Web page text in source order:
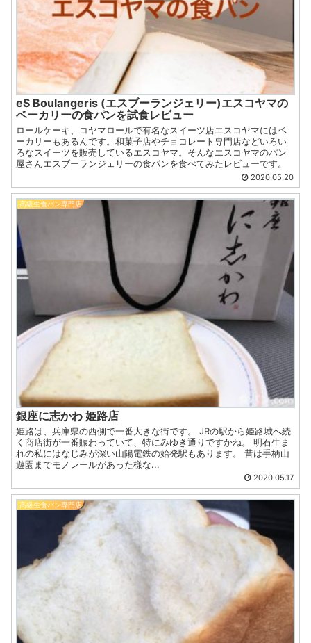
eS Boulangeris (エスブーランジェリー)エスコヤマの
ベーカリーの食パンを試食レビュー
ロールケーキ、コヤマロールで有名なスイーツ店エスコヤマにはベ
ーカリーもあるんです。和菓子店やチョコレート専門店などいろい
ろなスイーツを販売しているエスコヤマ。そんなエスコヤマのパン
屋さんエスブーランジェリーの食パンを食べてみたレビューです。
2020.05.20
高級生食パン専門店
銀座に志かわ 姫路店
姫路は、兵庫県の西側で一番大きな街です。 JRの駅から姫路城へ続
く商店街が一番賑わっていて、特にみゆき通りですかね。 明石生ま
れの私にはなじみが深い山陽電鉄の始発駅もあります。 昔は手柄山
遊園までモノレールがあった様な...
2020.05.17
高級生食パン専門店